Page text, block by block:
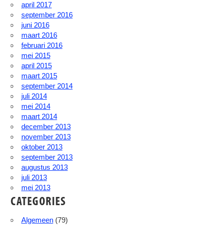
april 2017
september 2016
juni 2016
maart 2016
februari 2016
mei 2015
april 2015
maart 2015
september 2014
juli 2014
mei 2014
maart 2014
december 2013
november 2013
oktober 2013
september 2013
augustus 2013
juli 2013
mei 2013
CATEGORIES
Algemeen(79)